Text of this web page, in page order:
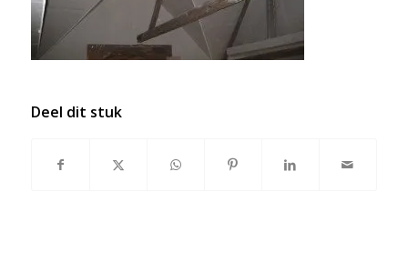
Deel dit stuk